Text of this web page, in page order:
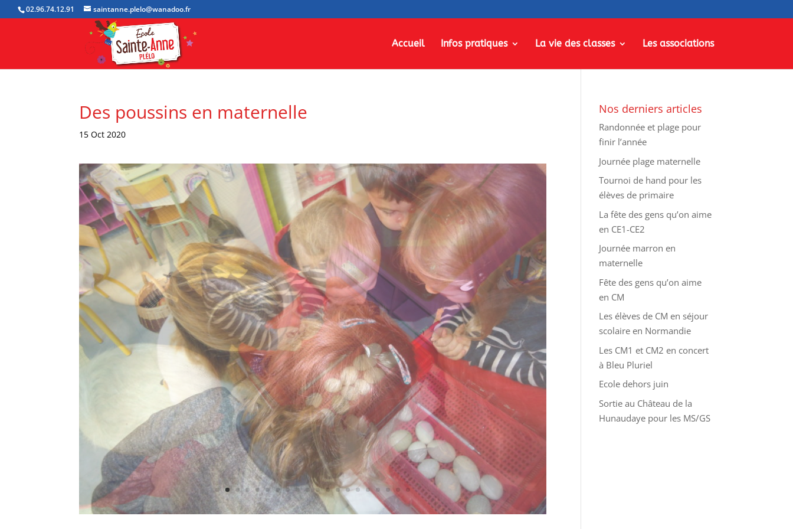
02.96.74.12.91 saintanne.plelo@wanadoo.fr
Accueil Infos pratiques La vie des classes Les associations
Des poussins en maternelle
15 Oct 2020
Nos derniers articles
Randonnée et plage pour
finir l’année
Journée plage maternelle
Tournoi de hand pour les
élèves de primaire
La fête des gens qu’on aime
en CE1-CE2
Journée marron en
maternelle
Fête des gens qu’on aime
en CM
Les élèves de CM en séjour
scolaire en Normandie
Les CM1 et CM2 en concert
à Bleu Pluriel
Ecole dehors juin
Sortie au Château de la
Hunaudaye pour les MS/GS